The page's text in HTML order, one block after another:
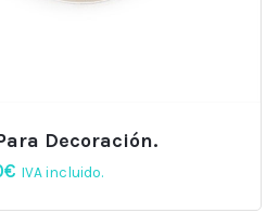
Decoración.
€ IVA incluido.